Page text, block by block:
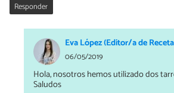
Responder
Eva López (Editor/a de
06/05/2019
Hola, nosotros hemos utilizado dos
Saludos